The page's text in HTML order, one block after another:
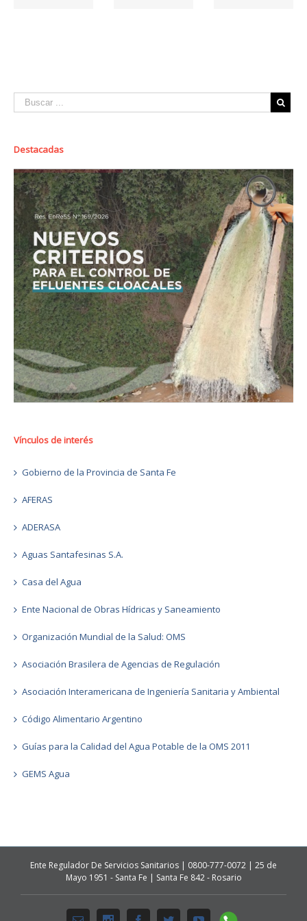
Destacadas
Vínculos de interés
Gobierno de la Provincia de Santa Fe
AFERAS
ADERASA
Aguas Santafesinas S.A.
Casa del Agua
Ente Nacional de Obras Hídricas y Saneamiento
Organización Mundial de la Salud: OMS
Asociación Brasilera de Agencias de Regulación
Asociación Interamericana de Ingeniería Sanitaria y Ambiental
Código Alimentario Argentino
Guías para la Calidad del Agua Potable de la OMS 2011
GEMS Agua
Ente Regulador De Servicios Sanitarios | 0800-777-0072 | 25 de
Mayo 1951 - Santa Fe | Santa Fe 842 - Rosario
Whatsapp